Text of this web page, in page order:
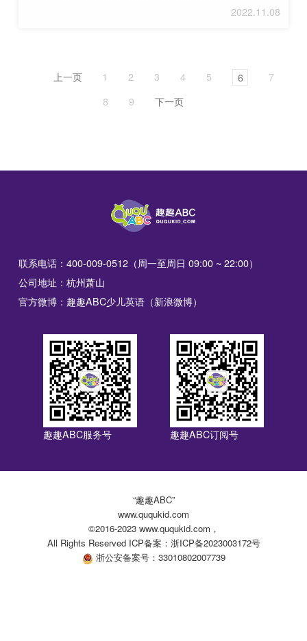
2022.11.08
上一页 1 2 3 4 5 6
7
8
9 下一页
联系电话：400-009-0512（周一至周日 09:00 ~ 22:00）
公司地址：杭州萧山
官方微博：趣趣ABC少儿英语（新浪微博）
趣趣ABC服务号 趣趣ABC订阅号
“趣趣ABC”
www.ququkid.com
©2016-2023 www.ququkid.com，
All Rights Reserved ICP备案：浙ICP备2023003172号
浙公安备案号：33010802007739